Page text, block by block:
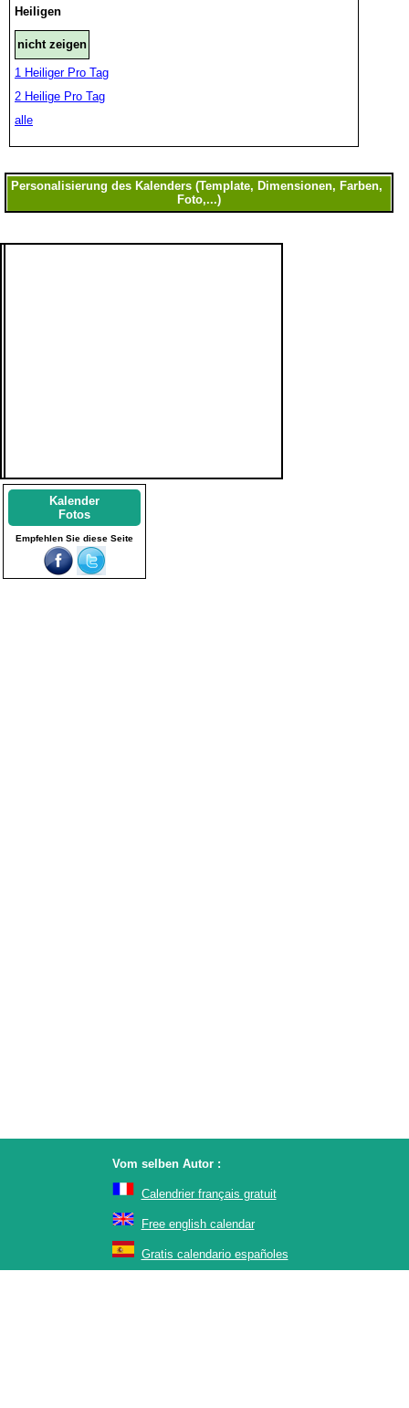
Heiligen
nicht zeigen
1 Heiliger Pro Tag
2 Heilige Pro Tag
alle
Kalender
Fotos
Empfehlen Sie diese Seite
Vom selben Autor :
Calendrier français gratuit
Free english calendar
Gratis calendario españoles